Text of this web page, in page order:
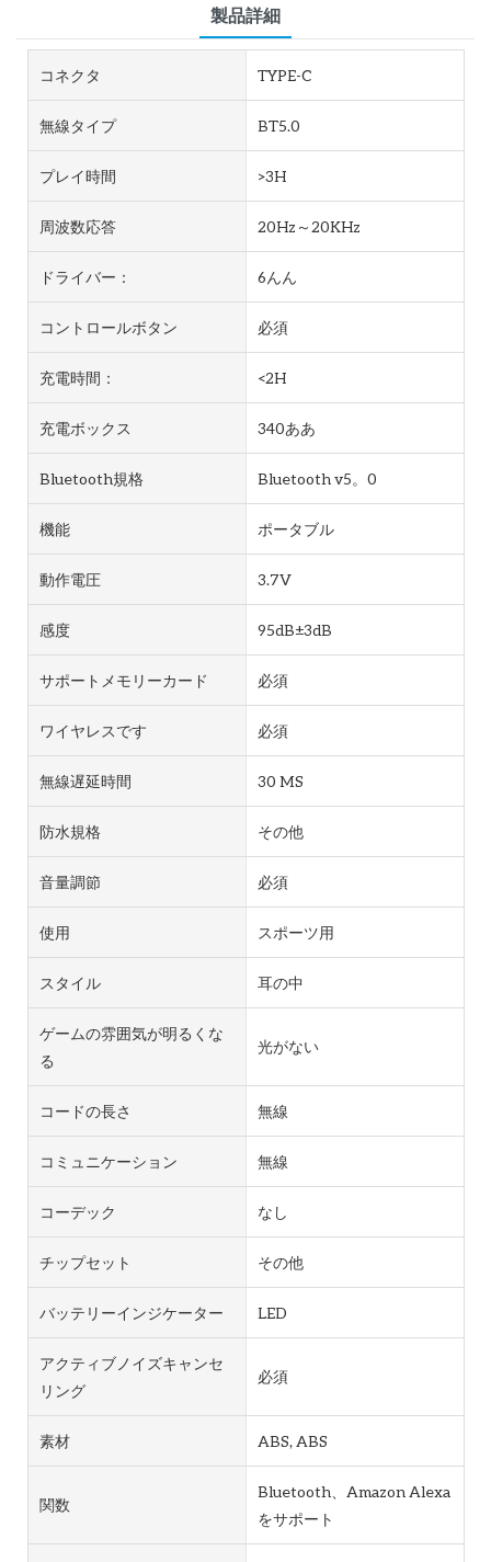
製品詳細
コネクタ TYPE-C
無線タイプ BT5.0
プレイ時間 >3H
周波数応答 20Hz～20KHz
ドライバー： 6んん
コントロールボタン 必須
充電時間： <2H
充電ボックス 340ああ
Bluetooth規格 Bluetooth v5。0
機能 ポータブル
動作電圧 3.7V
感度 95dB±3dB
サポートメモリーカード 必須
ワイヤレスです 必須
無線遅延時間 30 MS
防水規格 その他
音量調節 必須
使用 スポーツ用
スタイル 耳の中
ゲームの雰囲気が明るくな
る
光がない
コードの長さ 無線
コミュニケーション 無線
コーデック なし
チップセット その他
バッテリーインジケーター LED
アクティブノイズキャンセ
リング
必須
素材 ABS, ABS
関数
Bluetooth、Amazon Alexa
をサポート